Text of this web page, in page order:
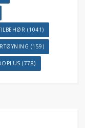
(1041)
(159)
(778)